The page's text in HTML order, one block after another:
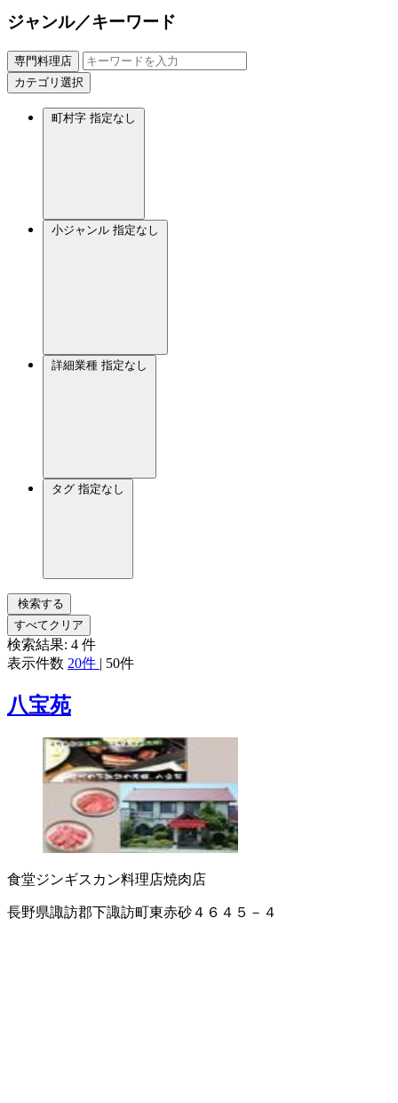
ジャンル／キーワード
専門料理店
カテゴリ選択
町村字 指定なし
小ジャンル 指定なし
詳細業種 指定なし
タグ 指定なし
検索する
すべてクリア
検索結果: 4 件
表示件数 20件 | 50件
八宝苑
食堂ジンギスカン料理店焼肉店
長野県諏訪郡下諏訪町東赤砂４６４５－４